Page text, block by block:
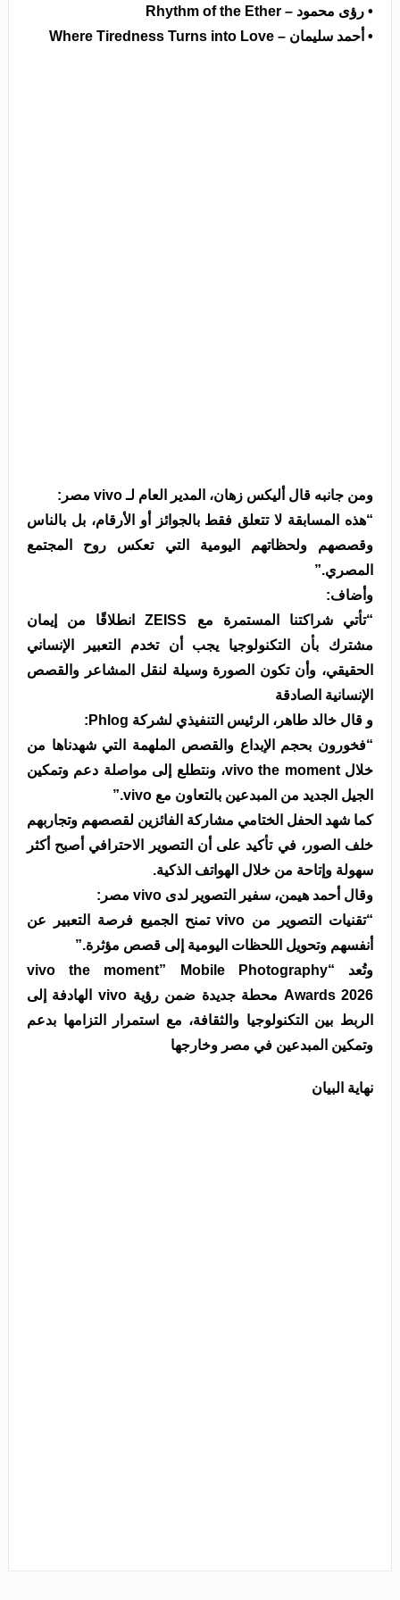
• رؤى محمود – Rhythm of the Ether
• أحمد سليمان – Where Tiredness Turns into Love
ومن جانبه قال أليكس زهان، المدير العام لـ vivo مصر:
“هذه المسابقة لا تتعلق فقط بالجوائز أو الأرقام، بل بالناس
وقصصهم ولحظاتهم اليومية التي تعكس روح المجتمع
المصري.”
وأضاف:
“تأتي شراكتنا المستمرة مع ZEISS انطلاقًا من إيمان
مشترك بأن التكنولوجيا يجب أن تخدم التعبير الإنساني
الحقيقي، وأن تكون الصورة وسيلة لنقل المشاعر والقصص
الإنسانية الصادقة
و قال خالد طاهر، الرئيس التنفيذي لشركة Phlog:
“فخورون بحجم الإبداع والقصص الملهمة التي شهدناها من
خلال vivo the moment، ونتطلع إلى مواصلة دعم وتمكين
الجيل الجديد من المبدعين بالتعاون مع vivo.”
كما شهد الحفل الختامي مشاركة الفائزين لقصصهم وتجاربهم
خلف الصور، في تأكيد على أن التصوير الاحترافي أصبح أكثر
سهولة وإتاحة من خلال الهواتف الذكية.
وقال أحمد هيمن، سفير التصوير لدى vivo مصر:
“تقنيات التصوير من vivo تمنح الجميع فرصة التعبير عن
أنفسهم وتحويل اللحظات اليومية إلى قصص مؤثرة.”
وتُعد “vivo the moment” Mobile Photography
Awards 2026 محطة جديدة ضمن رؤية vivo الهادفة إلى
الربط بين التكنولوجيا والثقافة، مع استمرار التزامها بدعم
وتمكين المبدعين في مصر وخارجها
نهاية البيان